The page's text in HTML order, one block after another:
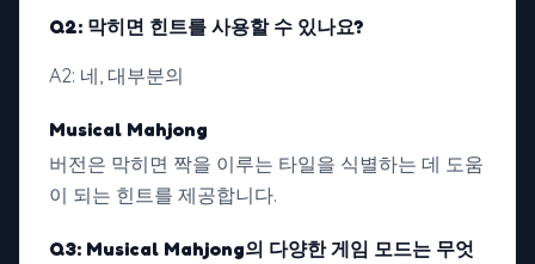
Q2: 막히면 힌트를 사용할 수 있나요?
A2: 네, 대부분의
Musical Mahjong
버전은 막히면 짝을 이루는 타일을 식별하는 데 도움
이 되는 힌트를 제공합니다.
Q3: Musical Mahjong의 다양한 게임 모드는 무엇